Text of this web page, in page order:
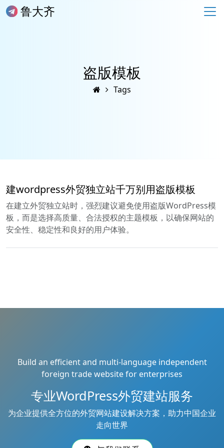
鲁大齐
盗版模板
Tags
建wordpress外贸独立站千万别用盗版模板
在建立外贸独立站时，强烈建议避免使用盗版WordPress模
板，而是选择高质量、合法授权的主题模板，以确保网站的
安全性、稳定性和良好的用户体验。
Build an efficient and multi-language independent
foreign trade website for enterprises
专业WordPress外贸建站服务
为企业提供全方位的外贸网站建设解决方案，助力中国企业
走向世界